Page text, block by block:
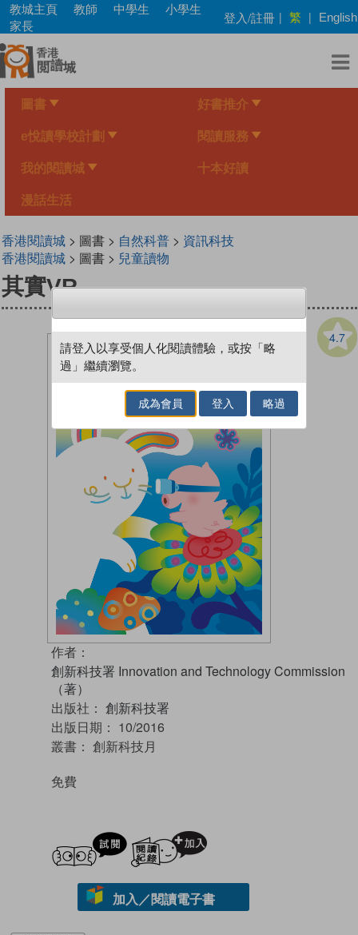
Skip
main
content
教城主頁 教師 中學生
小學生
家長
登入/註冊 | 繁 | English
圖書 好書推介
e悅讀學校計劃 閱讀服務
我的閱讀城 十本好讀
漫話生活
香港閱讀城> 圖書 > 自然科普> 資訊科技
香港閱讀城> 圖書 > 兒童讀物
其實VR
4.7
作者：
創新科技署 Innovation and Technology Commission
（著）
出版社： 創新科技署
出版日期： 10/2016
叢書： 創新科技月
免費
試閲
加入／閱讀電子書
請登入以享受個人化閱讀體驗，或按「略
過」繼續瀏覽。
成為會員 登入 略過